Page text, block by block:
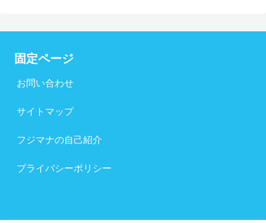
固定ページ
お問い合わせ
サイトマップ
フジマナの自己紹介
プライバシーポリシー